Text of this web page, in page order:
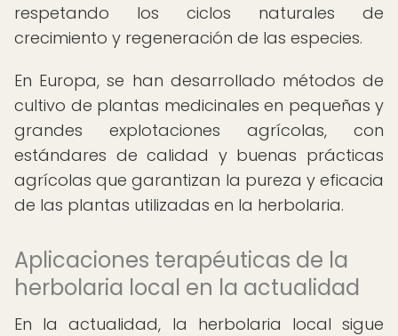
respetando los ciclos naturales de
crecimiento y regeneración de las especies.
En Europa, se han desarrollado métodos de
cultivo de plantas medicinales en pequeñas y
grandes explotaciones agrícolas, con
estándares de calidad y buenas prácticas
agrícolas que garantizan la pureza y eficacia
de las plantas utilizadas en la herbolaria.
Aplicaciones terapéuticas de la
herbolaria local en la actualidad
En la actualidad, la herbolaria local sigue